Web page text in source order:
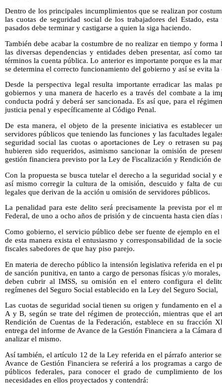
Dentro de los principales incumplimientos que se realizan por
las cuotas de seguridad social de los trabajadores del Estado,
pasados debe terminar y castigarse a quien la siga haciendo.
También debe acabar la costumbre de no realizar en tiempo y forma
las diversas dependencias y entidades deben presentar, así como
términos la cuenta pública. Lo anterior es importante porque es la
se determina el correcto funcionamiento del gobierno y así se evita
Desde la perspectiva legal resulta importante erradicar las malas
gobiernos y una manera de hacerlo es a través del combate a la
conducta podrá y deberá ser sancionada. Es así que, para el
justicia penal y específicamente al Código Penal.
De esta manera, el objeto de la presente iniciativa es establecer
servidores públicos que teniendo las funciones y las facultades
seguridad social las cuotas o aportaciones de Ley o retrasen su
hubieren sido requeridos, asimismo sancionar la omisión de
gestión financiera previsto por la Ley de Fiscalización y Rendición
Con la propuesta se busca tutelar el derecho a la seguridad social y
así mismo corregir la cultura de la omisión, descuido y falta de
legales que derivan de la acción u omisión de servidores públicos.
La penalidad para este delito será precisamente la prevista por el
Federal, de uno a ocho años de prisión y de cincuenta hasta cien días
Como gobierno, el servicio público debe ser fuente de ejemplo en
de esta manera exista el entusiasmo y corresponsabilidad de la
fiscales sabedores de que hay piso parejo.
En materia de derecho público la intensión legislativa referida en el
de sanción punitiva, en tanto a cargo de personas físicas y/o
deben cubrir al IMSS, su omisión en el entero configura el
regímenes del Seguro Social establecido en la Ley del Seguro Social,
Las cuotas de seguridad social tienen su origen y fundamento en el
A y B, según se trate del régimen de protección, mientras que el
Rendición de Cuentas de la Federación, establece en su fracción
entrega del informe de Avance de la Gestión Financiera a la Cámara
analizar el mismo.
Así también, el artículo 12 de la Ley referida en el párrafo anterior
Avance de Gestión Financiera se referirá a los programas a cargo
públicos federales, para conocer el grado de cumplimiento de
necesidades en ellos proyectados y contendrá: